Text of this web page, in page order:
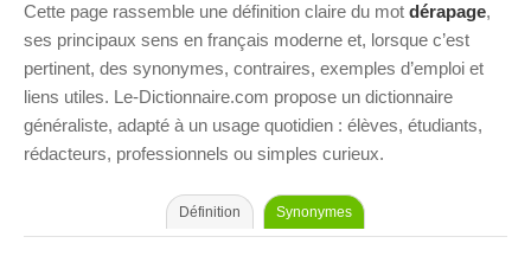
Cette page rassemble une définition claire du mot dérapage,
ses principaux sens en français moderne et, lorsque c’est
pertinent, des synonymes, contraires, exemples d’emploi et
liens utiles. Le-Dictionnaire.com propose un dictionnaire
généraliste, adapté à un usage quotidien : élèves, étudiants,
rédacteurs, professionnels ou simples curieux.
Définition Synonymes